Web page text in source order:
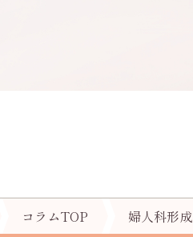
コラムTOP
婦人科形成